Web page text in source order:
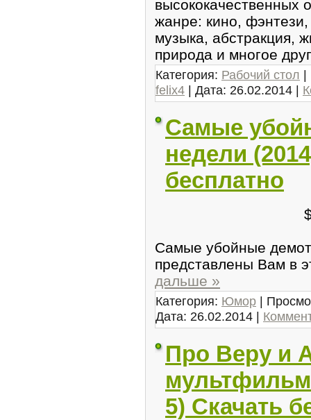
высококачественных
жанре: кино,
музыка, абстракция,
природа и многое
Категория: Рабочий стол |
felix4 | Дата: 26.02.2014 |
Самые
недели
бесплатно
Самые убойные
представлены Вам в
дальше »
Категория: Юмор |
Дата: 26.02.2014 |
Про Веру и
5) Скачать